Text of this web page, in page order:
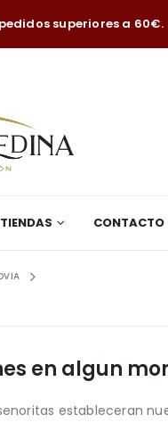
superiores a 60€.
TIENDAS CONTACTO
en algun
estableceran